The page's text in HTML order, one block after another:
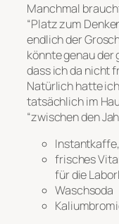
Manchmal
“Platz zum
endlich der
könnte genau der
dass ich da nicht
Natürlich hatte
tatsächlich im
“zwischen den
frisches
für die
Waschsoda